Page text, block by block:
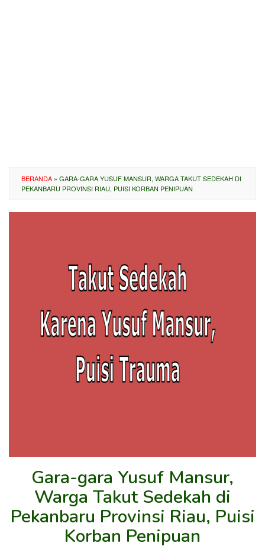
BERANDA » GARA-GARA YUSUF MANSUR, WARGA TAKUT SEDEKAH DI
PEKANBARU PROVINSI RIAU, PUISI KORBAN PENIPUAN
Gara-gara Yusuf Mansur,
Warga Takut Sedekah di
Pekanbaru Provinsi Riau, Puisi
Korban Penipuan